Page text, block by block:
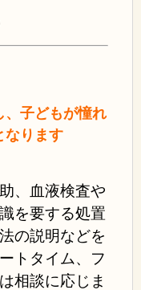
、子どもが憧れ
なります
、血液検査や
を要する処置
の説明などを
トタイム、フ
相談に応じま